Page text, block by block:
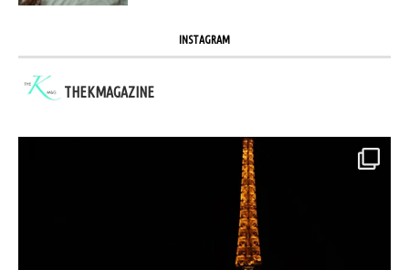
INSTAGRAM
THEKMAGAZINE